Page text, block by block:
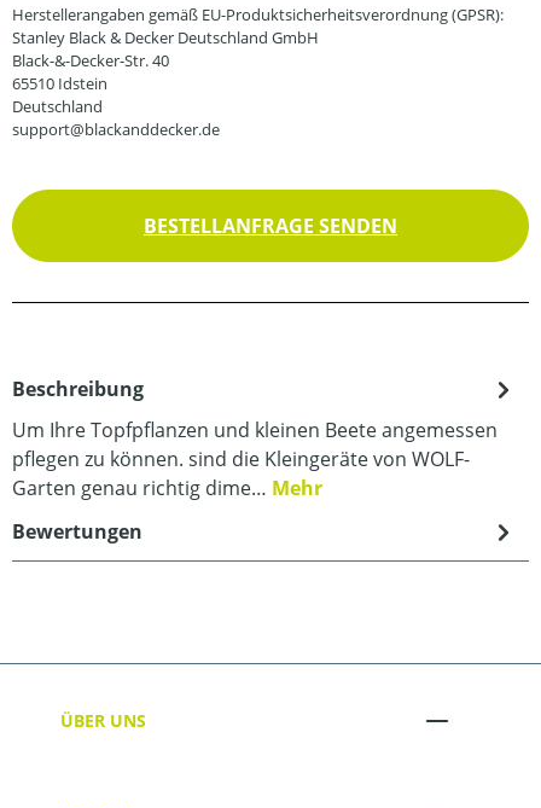
Herstellerangaben gemäß EU-Produktsicherheitsverordnung (GPSR):
Stanley Black & Decker Deutschland GmbH
Black-&-Decker-Str. 40
65510 Idstein
Deutschland
support@blackanddecker.de
BESTELLANFRAGE SENDEN
Beschreibung
Um Ihre Topfpflanzen und kleinen Beete angemessen
pflegen zu können. sind die Kleingeräte von WOLF-
Garten genau richtig dime… Mehr
Bewertungen
ÜBER UNS